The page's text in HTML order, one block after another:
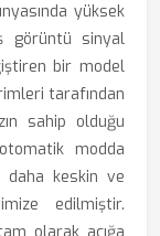
yüksek
görüntü sinyal
bir model
tarafından
sahip olduğu
modda
daha keskin ve
edilmiştir.